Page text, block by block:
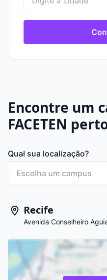
Encontre um
FACETEN
Qual sua localização?
Recife
Avenida Conselheiro